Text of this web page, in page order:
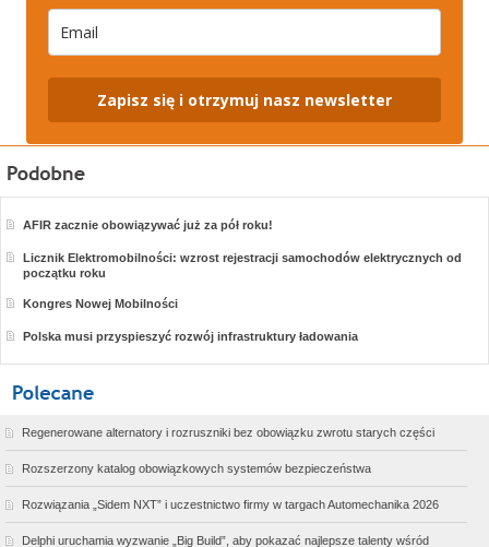
Zapisz się i otrzymuj nasz newsletter
AFIR zacznie obowiązywać już za pół roku!
Licznik Elektromobilności: wzrost rejestracji samochodów elektrycznych od
początku roku
Kongres Nowej Mobilności
Polska musi przyspieszyć rozwój infrastruktury ładowania
Regenerowane alternatory i rozruszniki bez obowiązku zwrotu starych części
Rozszerzony katalog obowiązkowych systemów bezpieczeństwa
Rozwiązania „Sidem NXT” i uczestnictwo firmy w targach Automechanika 2026
Delphi uruchamia wyzwanie „Big Build”, aby pokazać najlepsze talenty wśród